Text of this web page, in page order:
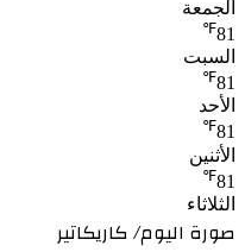
الجمعة
81
℉
السبت
81
℉
الأحد
81
℉
الأثنين
81
℉
الثلاثاء
صورة اليوم/ كاريكاتير